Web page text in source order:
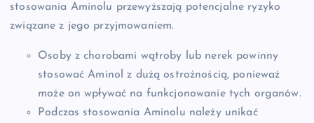
stosowania Aminolu przewyższają potencjalne ryzyko
związane z jego przyjmowaniem.
Osoby z chorobami wątroby lub nerek powinny
stosować Aminol z dużą ostrożnością, ponieważ
może on wpływać na funkcjonowanie tych organów.
Podczas stosowania Aminolu należy unikać